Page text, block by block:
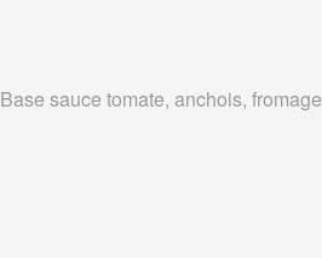
Base sauce tomate, anchois, fromage